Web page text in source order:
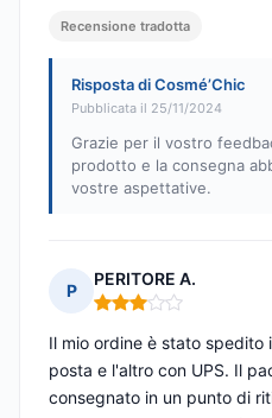
Recensione tradotta
Risposta di Cosmé’Chic
Pubblicata il 25/11/2024
Grazie per il vostro
prodotto e la consegna
vostre aspettative.
P
PERITORE A.
Nota: 3 su 5
Il mio ordine è stato spedito
posta e l'altro con UPS. Il
consegnato in un punto di